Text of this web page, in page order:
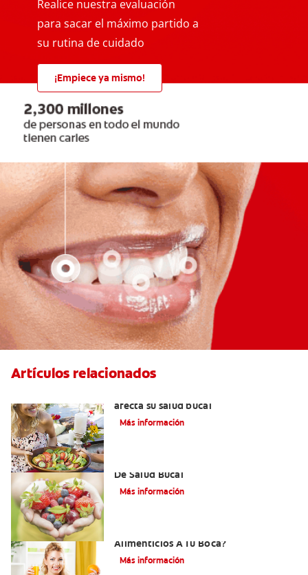
Realice nuestra evaluación
para sacar el máximo partido a
su rutina de cuidado
¡Empiece ya mismo!
Artículos relacionados
afecta su salud bucal
Más información
De Salud Bucal
Más información
Alimenticios A Tu Boca?
Más información